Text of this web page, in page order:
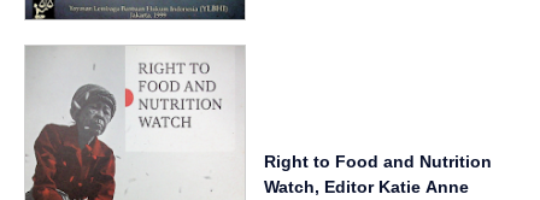
Right to Food and Nutrition
Watch, Editor Katie Anne